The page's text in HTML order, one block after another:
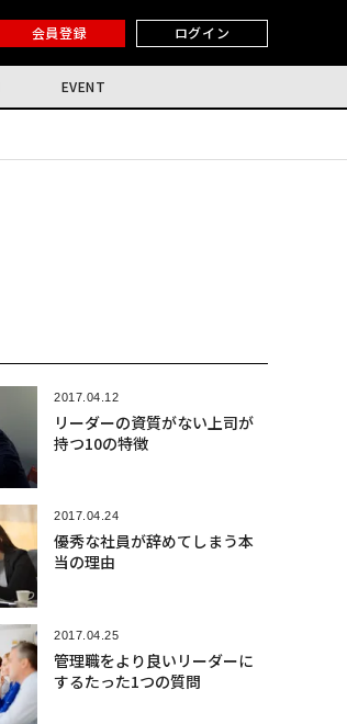
会員登録 ログイン
EVENT
2017.04.12
リーダーの資質がない上司が
持つ10の特徴
2017.04.24
優秀な社員が辞めてしまう本
当の理由
2017.04.25
管理職をより良いリーダーに
するたった1つの質問